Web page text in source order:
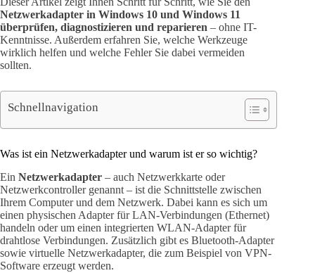
Netzwerkadapter in Windows 10 und Windows 11
überprüfen, diagnostizieren und reparieren – ohne IT-
Kenntnisse. Außerdem erfahren Sie, welche Werkzeuge
wirklich helfen und welche Fehler Sie dabei vermeiden
sollten.
Schnellnavigation
Was ist ein Netzwerkadapter und warum ist er so wichtig?
Ein Netzwerkadapter – auch Netzwerkkarte oder
Netzwerkcontroller genannt – ist die Schnittstelle zwischen
Ihrem Computer und dem Netzwerk. Dabei kann es sich um
einen physischen Adapter für LAN-Verbindungen (Ethernet)
handeln oder um einen integrierten WLAN-Adapter für
drahtlose Verbindungen. Zusätzlich gibt es Bluetooth-Adapter
sowie virtuelle Netzwerkadapter, die zum Beispiel von VPN-
Software erzeugt werden.